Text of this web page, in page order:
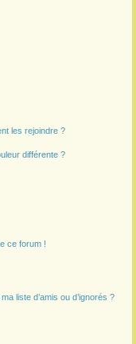
les rejoindre ?
différente ?
ce forum !
liste d’amis ou d’ignorés ?